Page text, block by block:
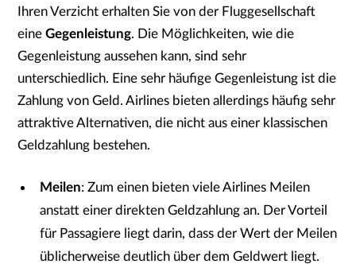
Ihren Verzicht erhalten Sie von der Fluggesellschaft
eineGegenleistung. Die Möglichkeiten, wie die
Gegenleistung aussehen kann, sind sehr
unterschiedlich. Eine sehr häufige Gegenleistung ist die
Zahlung von Geld. Airlines bieten allerdings häufig sehr
attraktive Alternativen, die nicht aus einer klassischen
Geldzahlung bestehen.
Meilen: Zum einen bieten viele Airlines Meilen
anstatt einer direkten Geldzahlung an. Der Vorteil
für Passagiere liegt darin, dass der Wert der Meilen
üblicherweise deutlich über dem Geldwert liegt.